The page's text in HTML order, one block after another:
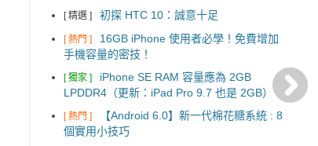
[ 精選 ] 初探 HTC 10：誠意十足
[ 熱門 ]
16GB iPhone 使用者必學！免費增加
手機容量的密技！
[ 獨家 ]
iPhone SE RAM 容量應為 2GB
LPDDR4（更新：iPad Pro 9.7 也是 2GB）
[ 熱門 ]
【Android 6.0】新一代棉花糖系統 : 8
個實用小技巧